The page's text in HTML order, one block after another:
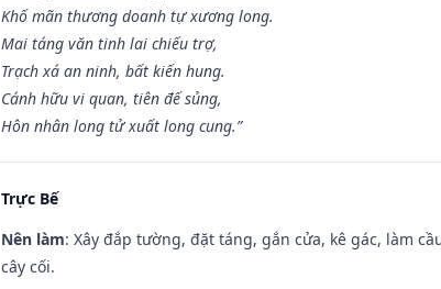
Khố mãn thương doanh tự xương long.
Mai táng văn tinh lai chiếu trợ,
Trạch xá an ninh, bất kiến hung.
Cánh hữu vi quan, tiên đế sủng,
Hôn nhân long tử xuất long cung.”
Trực Bế
Nên làm: Xây đắp tường, đặt táng, gắn cửa, kê gác, làm
cây cối.